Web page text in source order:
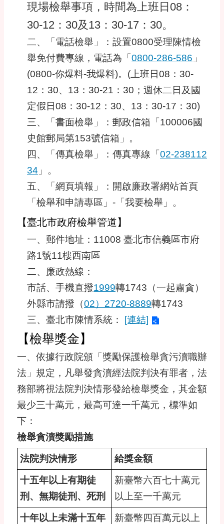
現場檢舉事項，時間為上班日08：
30-12：30及13：30-17：30。
二、「電話檢舉」：設置0800受理陳情檢
舉免付費專線，電話為「0800-286-586 」
(0800-你爆料-我爆料)。(上班日08：30-
12：30、13：30-21：30；週休二日及國
定假日08：30-12：30、13：30-17：30)
三、「書面檢舉」：郵政信箱「100006國
史館郵局第153號信箱」。
四、「傳真檢舉」：傳真專線「02-238112
34 」。
五、「網頁填報」：開啟廉政署網站首頁
「檢舉和申請專區」-「我要檢舉」。
【臺北市政府檢舉管道】
一、郵件地址：11008 臺北市信義區市府
路1號11樓西南區
二、廉政熱線：
市話、手機直撥1999轉1743（一起肅貪）
外縣市請撥（02）2720-8889轉1743
三、臺北市陳情系統： [連結]
【檢舉獎金】
一、依據行政院頒「獎勵保護檢舉貪污瀆職辦
法」規定，凡舉發貪瀆經法院判決有罪者，法
務部將視法院判決情形發給檢舉獎金，其金額
最少三十萬元，最高可達一千萬元，標準如
下：
檢舉貪瀆獎勵措施
法院判決情形 給獎金額
十五年以上有期徒
刑、無期徒刑、死刑
新臺幣六百七十萬元
以上至一千萬元
十年以上未滿十五年
新臺幣四百萬元以上